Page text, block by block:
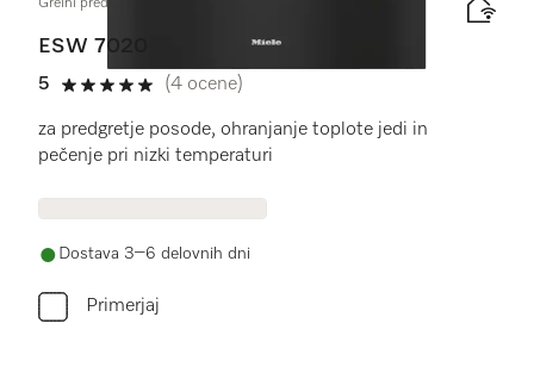
Grelni predal Gourmet brez ročaja višine 29 cm
ESW 7020
5
5 od 5
(4 ocene)
za predgretje posode, ohranjanje toplote jedi in
pečenje pri nizki temperaturi
Dostava 3–6 delovnih dni
Primerjaj